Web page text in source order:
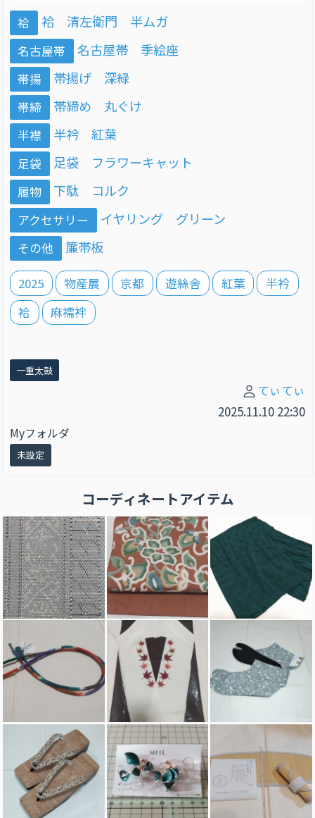
袷 袷 清左衛門 半ムガ
名古屋帯 名古屋帯 季絵座
帯揚 帯揚げ 深緑
帯締 帯締め 丸ぐけ
半襟 半衿 紅葉
足袋 足袋 フラワーキャット
履物 下駄 コルク
アクセサリー イヤリング グリーン
その他 簾帯板
2025 物産展 京都 遊絲舎 紅葉
半衿
袷
麻襦袢
一重太鼓
てぃてぃ
2025.11.10 22:30
Myフォルダ
未設定
コーディネートアイテム